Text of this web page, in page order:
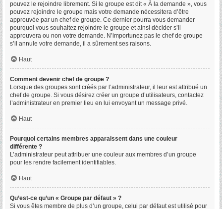
pouvez le rejoindre librement. Si le groupe est dit « À la demande », vous
pouvez rejoindre le groupe mais votre demande nécessitera d’être
approuvée par un chef de groupe. Ce dernier pourra vous demander
pourquoi vous souhaitez rejoindre le groupe et ainsi décider s’il
approuvera ou non votre demande. N’importunez pas le chef de groupe
s’il annule votre demande, il a sûrement ses raisons.
Haut
Comment devenir chef de groupe ?
Lorsque des groupes sont créés par l’administrateur, il leur est attribué un
chef de groupe. Si vous désirez créer un groupe d’utilisateurs, contactez
l’administrateur en premier lieu en lui envoyant un message privé.
Haut
Pourquoi certains membres apparaissent dans une couleur
différente ?
L’administrateur peut attribuer une couleur aux membres d’un groupe
pour les rendre facilement identifiables.
Haut
Qu’est-ce qu’un « Groupe par défaut » ?
Si vous êtes membre de plus d’un groupe, celui par défaut est utilisé pour